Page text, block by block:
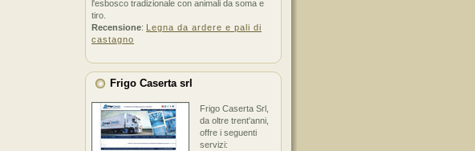
l'esbosco tradizionale con animali da soma e
tiro.
Recensione: Legna da ardere e pali di
castagno
Frigo Caserta srl
Frigo Caserta Srl,
da oltre trent'anni,
offre i seguenti
servizi: